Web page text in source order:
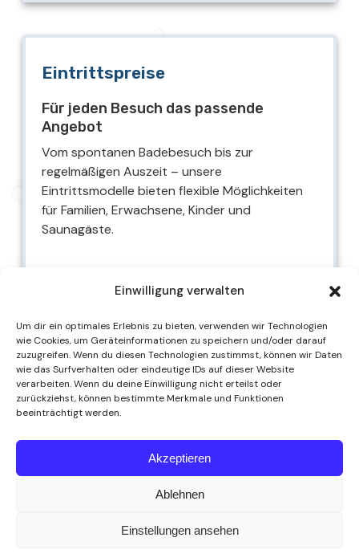
Einwilligung verwalten
Um dir ein optimales Erlebnis zu bieten, verwenden wir Technologien
wie Cookies, um Geräteinformationen zu speichern und/oder darauf
zuzugreifen. Wenn du diesen Technologien zustimmst, können wir Daten
wie das Surfverhalten oder eindeutige IDs auf dieser Website
verarbeiten. Wenn du deine Einwilligung nicht erteilst oder
zurückziehst, können bestimmte Merkmale und Funktionen
beeinträchtigt werden.
Akzeptieren
Ablehnen
Einstellungen ansehen
Eintrittspreise
Für jeden Besuch das passende
Angebot
Vom spontanen Badebesuch bis zur
regelmäßigen Auszeit – unsere
Eintrittsmodelle bieten flexible Möglichkeiten
für Familien, Erwachsene, Kinder und
Saunagäste.
Genuss für zwischendurch
Für die passende Stärkung sorgt unsere
Köstlichkeiten sowie warmen und kalten